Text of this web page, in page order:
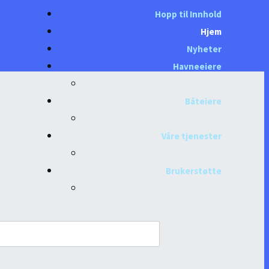
Hopp til Innhold
Hjem
Nyheter
Havneeiere
Båteiere
Våre tjenester
Brukerstøtte